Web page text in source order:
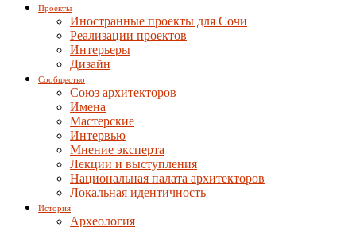
Проекты
Иностранные проекты для Сочи
Реализации проектов
Интерьеры
Дизайн
Сообщество
Союз архитекторов
Имена
Мастерские
Интервью
Мнение эксперта
Лекции и выступления
Национальная палата архитекторов
Локальная идентичность
История
Археология